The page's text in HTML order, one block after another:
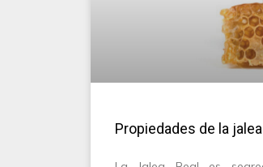
Propiedades de la jalea